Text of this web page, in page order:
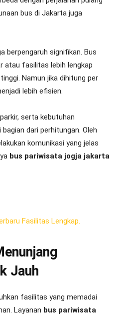
bus di Jakarta juga
berpengaruh signifikan. Bus
atau fasilitas lebih lengkap
Namun jika dihitung per
lebih efisien.
serta kebutuhan
dari perhitungan. Oleh
komunikasi yang jelas
bus pariwisata jogja jakarta
Fasilitas Lengkap.
Jauh
fasilitas yang memadai
Layanan bus pariwisata